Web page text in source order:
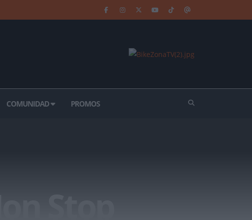
COMUNIDAD PROMOS
Stop